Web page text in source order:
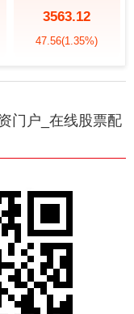
3563.12
47.56(1.35%)
门户_在线股票配